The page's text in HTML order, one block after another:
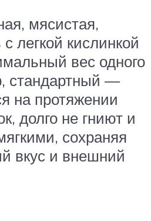
мясистая,
легкой кислинкой
вес одного
стандартный —
на протяжении
долго не гниют и
сохраняя
вкус и внешний